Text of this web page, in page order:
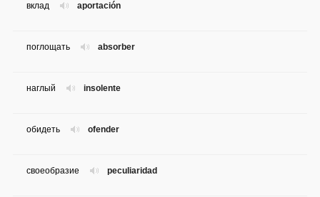
aportación
вклад
absorber
поглощать
insolente
наглый
ofender
обидеть
peculiaridad
своеобразие